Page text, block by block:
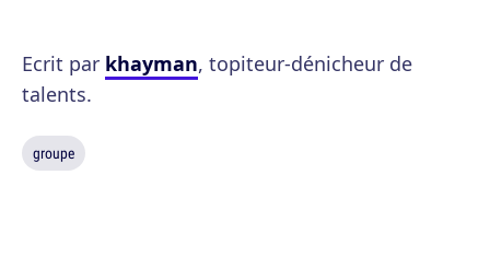
Ecrit par khayman, topiteur-dénicheur de
talents.
groupe